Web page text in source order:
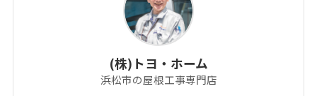
(株)トヨ・ホーム
浜松市の屋根工事専門店